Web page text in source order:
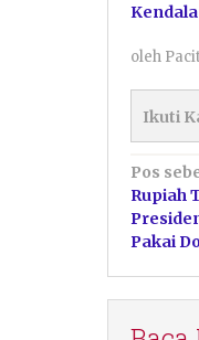
oleh
Ikuti
pos
Pos
Rupiah
Pakai